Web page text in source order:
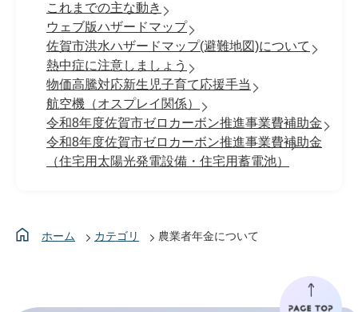
これまでの主な動き
ウェブ版ハザードマップ
佐賀市洪水ハザードマップ(避難地図)について
熱中症に注意しましょう
物価高騰対応新生児子育て応援手当
航空機（オスプレイ関係）
令和8年度佐賀市ゼロカーボン推進事業費補助金
令和8年度佐賀市ゼロカーボン推進事業費補助金
（住宅用太陽光発電設備・住宅用蓄電池）
ホーム カテゴリ 農業者年金について